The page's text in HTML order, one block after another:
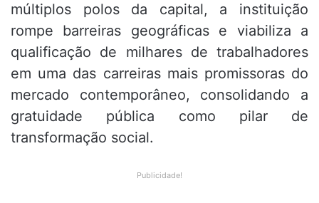
múltiplos polos da capital, a instituição
rompe barreiras geográficas e viabiliza a
qualificação de milhares de trabalhadores
em uma das carreiras mais promissoras do
mercado contemporâneo, consolidando a
gratuidade pública como pilar de
transformação social.
Publicidade!